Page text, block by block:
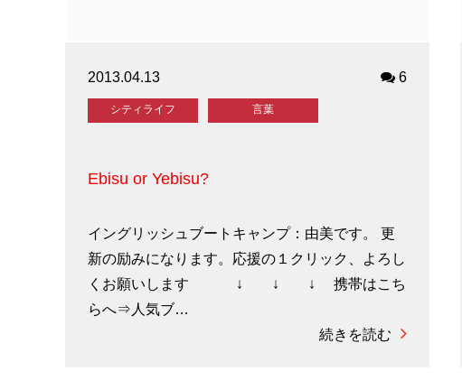
2013.04.13 6
シティライフ 言葉
Ebisu or Yebisu?
イングリッシュブートキャンプ：由美です。 更
新の励みになります。応援の１クリック、よろし
くお願いします ↓ ↓ ↓ 携帯はこち
らへ⇒人気ブ…
続きを読む